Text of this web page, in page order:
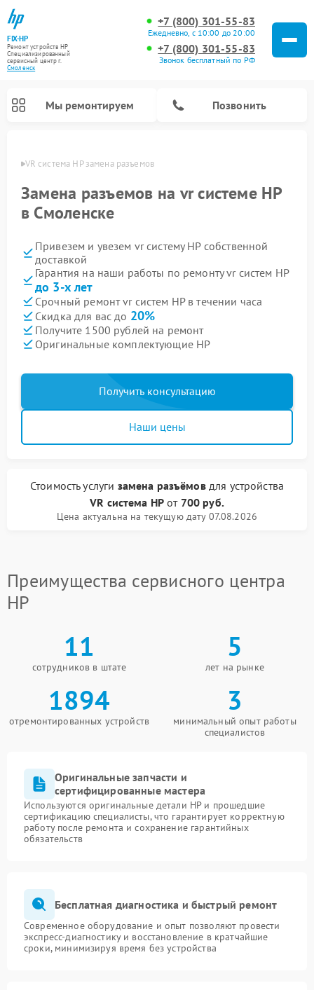
FIX-HP
Ремонт устройств HP
Специализированный
cервисный центр г.
Смоленск
+7 (800) 301-55-83
Ежедневно, с 10:00 до 20:00
+7 (800) 301-55-83
Звонок бесплатный по РФ
Мы ремонтируем Позвонить
VR система HP замена разъемов
Замена разъемов на vr системе HP
в Смоленске
Привезем и увезем vr систему HP собственной
доставкой
Гарантия на наши работы по ремонту vr систем HP
до 3-х лет
Срочный ремонт vr систем HP в течении часа
Скидка для вас до 20%
Получите 1500 рублей на ремонт
Оригинальные комплектующие HP
Получить консультацию
Наши цены
Стоимость услуги замена разъёмовдля устройства
VR система HP от 700 руб.
Цена актуальна на текущую дату 07.08.2026
Преимущества сервисного центра
HP
11
сотрудников в штате
5
лет на рынке
1894
отремонтированных устройств
3
минимальный опыт работы
специалистов
Оригинальные запчасти и
сертифицированные мастера
Используются оригинальные детали HP и прошедшие
сертификацию специалисты, что гарантирует корректную
работу после ремонта и сохранение гарантийных
обязательств
Бесплатная диагностика и быстрый ремонт
Современное оборудование и опыт позволяют провести
экспресс-диагностику и восстановление в кратчайшие
сроки, минимизируя время без устройства